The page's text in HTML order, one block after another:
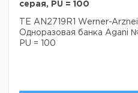
серая, PU = 100
TE AN2719R1 Werner-
Одноразовая банка Agani
PU = 100